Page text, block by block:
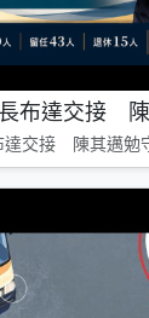
布達交接
達交接 陳其邁勉